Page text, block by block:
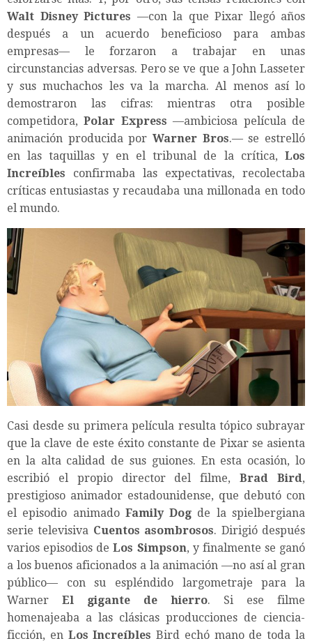
Walt Disney Pictures —con la que Pixar llegó años
después a un acuerdo beneficioso para ambas
empresas— le forzaron a trabajar en unas
circunstancias adversas. Pero se ve que a John Lasseter
y sus muchachos les va la marcha. Al menos así lo
demostraron las cifras: mientras otra posible
competidora,Polar Express —ambiciosa película de
animación producida por Warner Bros.— se estrelló
en las taquillas y en el tribunal de la crítica, Los
Increíbles confirmaba las expectativas, recolectaba
críticas entusiastas y recaudaba una millonada en todo
el mundo.
Casi desde su primera película resulta tópico subrayar
que la clave de este éxito constante de Pixar se asienta
en la alta calidad de sus guiones. En esta ocasión, lo
escribió el propio director del filme,Brad Bird,
prestigioso animador estadounidense, que debutó con
el episodio animado Family Dog de la spielbergiana
serie televisiva Cuentos asombrosos. Dirigió después
varios episodios deLos Simpson, y finalmente se ganó
a los buenos aficionados a la animación —no así al gran
público— con su espléndido largometraje para la
Warner El gigante de hierro. Si ese filme
homenajeaba a las clásicas producciones de ciencia-
ficción, en Los Increíbles Bird echó mano de toda la